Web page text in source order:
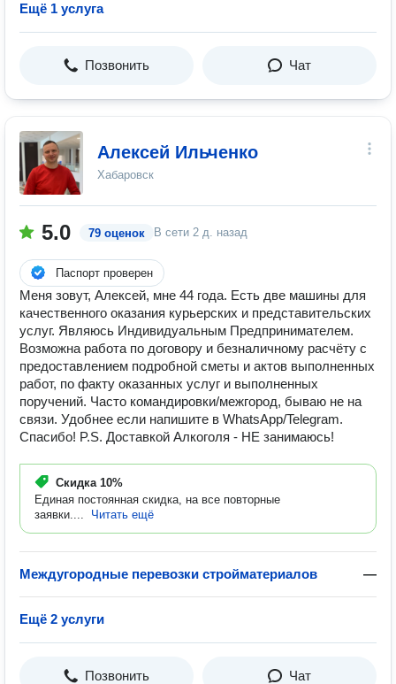
Ещё 1 услуга
Позвонить Чат
Алексей Ильченко
Хабаровск
5.0 79 оценок В сети 2 д. назад
Паспорт проверен
Меня зовут, Алексей, мне 44 года. Есть две машины для
качественного оказания курьерских и представительских
услуг. Являюсь Индивидуальным Предпринимателем.
Возможна работа по договору и безналичному расчёту с
предоставлением подробной сметы и актов выполненных
работ, по факту оказанных услуг и выполненных
поручений. Часто командировки/межгород, бываю не на
связи. Удобнее если напишите в WhatsApp/Telegram.
Спасибо! P.S. Доставкой Алкоголя - НЕ занимаюсь!
Скидка 10%
Единая постоянная скидка, на все повторные
заявки....
Читать ещё
Междугородные перевозки стройматериалов —
Ещё 2 услуги
Позвонить Чат